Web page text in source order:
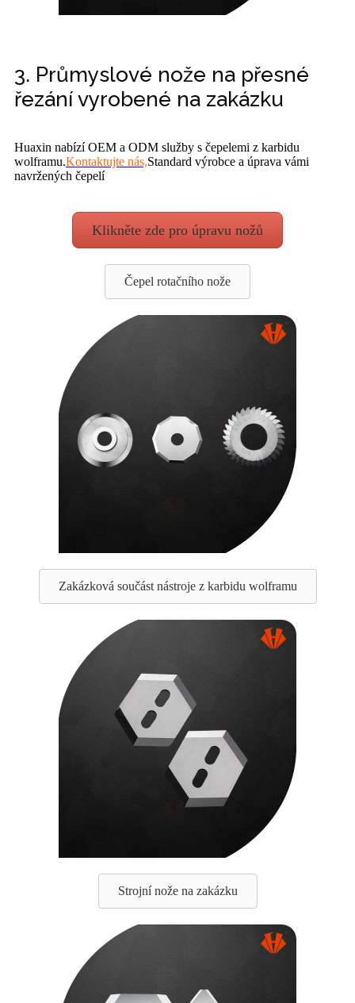
3. Průmyslové nože na přesné
řezání vyrobené na zakázku
Huaxin nabízí OEM a ODM služby s čepelemi z karbidu
wolframu.Kontaktujte nás,Standard výrobce a úprava vámi
navržených čepelí
Klikněte zde pro úpravu nožů
Čepel rotačního nože
Zakázková součást nástroje z karbidu wolframu
Strojní nože na zakázku